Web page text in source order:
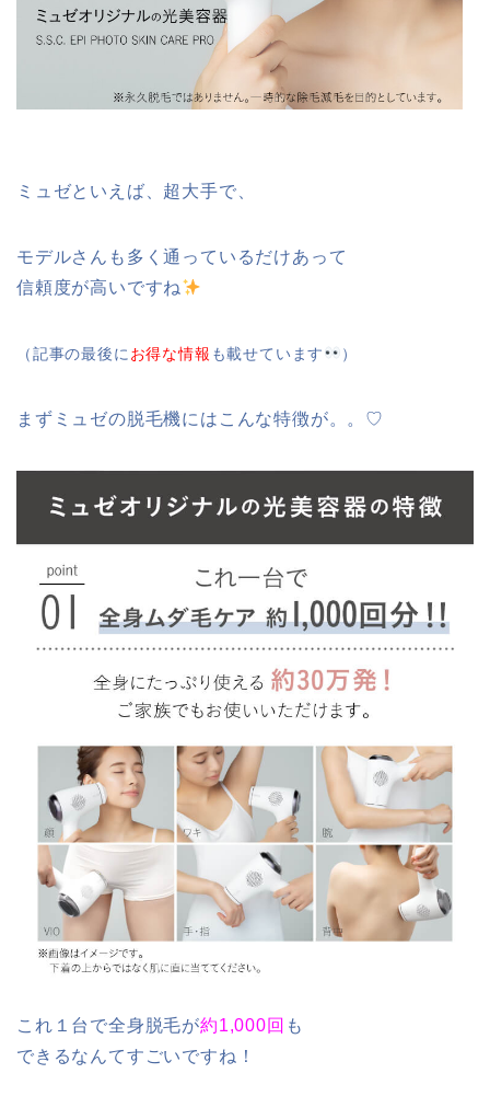
ミュゼといえば、超大手で、
モデルさんも多く通っているだけあって
信頼度が高いですね
（記事の最後に お得な情報 も載せています ）
まずミュゼの脱毛機にはこんな特徴が。。♡
これ１台で全身脱毛が約1,000回 も
できるなんてすごいですね！